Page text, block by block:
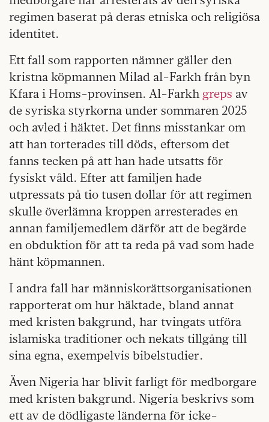
regimen baserat på deras etniska och religiösa
identitet.
Ett fall som rapporten nämner gäller den
kristna köpmannen Milad al-Farkh från byn
Kfara i Homs-provinsen. Al-Farkh greps av
de syriska styrkorna under sommaren 2025
och avled i häktet. Det finns misstankar om
att han torterades till döds, eftersom det
fanns tecken på att han hade utsatts för
fysiskt våld. Efter att familjen hade
utpressats på tio tusen dollar för att regimen
skulle överlämna kroppen arresterades en
annan familjemedlem därför att de begärde
en obduktion för att ta reda på vad som hade
hänt köpmannen.
I andra fall har människorättsorganisationen
rapporterat om hur häktade, bland annat
med kristen bakgrund, har tvingats utföra
islamiska traditioner och nekats tillgång till
sina egna, exempelvis bibelstudier.
Även Nigeria har blivit farligt för medborgare
med kristen bakgrund. Nigeria beskrivs som
ett av de dödligaste länderna för icke-